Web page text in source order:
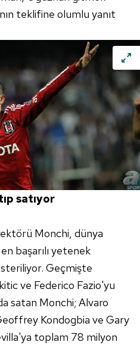
Kanunu uyarınca
okumak ve sitemizde
çerezlerle ilgili bilgi
teklifine olumlu yanıt
satıyor
Monchi, dünya
başarılı yetenek
Geçmişte
ve Federico Fazio'yu
satan Monchi; Alvaro
Kondogbia ve Gary
toplam 78 milyon